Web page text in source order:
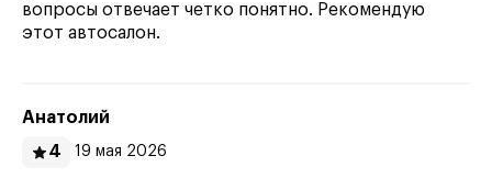
вопросы отвечает четко понятно. Рекомендую
этот автосалон.
Анатолий
4
19 мая 2026